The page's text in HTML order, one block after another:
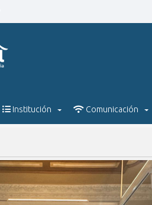
Institución Comunicación